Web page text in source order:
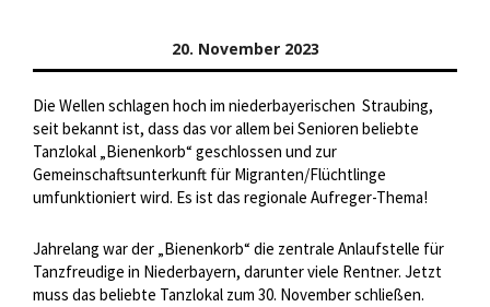
20. November 2023
Die Wellen schlagen hoch im niederbayerischen Straubing,
seit bekannt ist, dass das vor allem bei Senioren beliebte
Tanzlokal „Bienenkorb“ geschlossen und zur
Gemeinschaftsunterkunft für Migranten/Flüchtlinge
umfunktioniert wird. Es ist das regionale Aufreger-Thema!
Jahrelang war der „Bienenkorb“ die zentrale Anlaufstelle für
Tanzfreudige in Niederbayern, darunter viele Rentner. Jetzt
muss das beliebte Tanzlokal zum 30. November schließen.